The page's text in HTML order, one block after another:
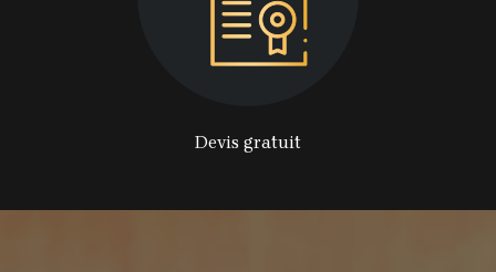
Devis gratuit